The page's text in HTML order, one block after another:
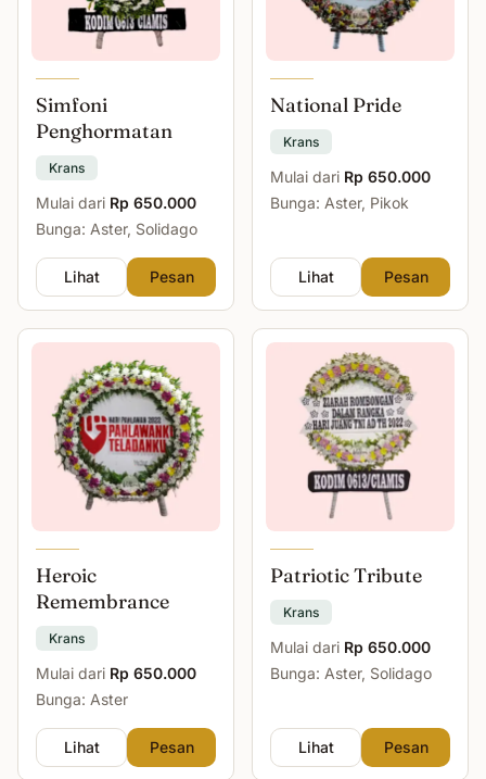
Simfoni
Penghormatan
Krans
Mulai dari Rp 650.000
Bunga: Aster, Solidago
Lihat Pesan
National Pride
Krans
Mulai dari Rp 650.000
Bunga: Aster, Pikok
Lihat Pesan
Heroic
Remembrance
Krans
Mulai dari Rp 650.000
Bunga: Aster
Lihat Pesan
Patriotic Tribute
Krans
Mulai dari Rp 650.000
Bunga: Aster, Solidago
Lihat Pesan